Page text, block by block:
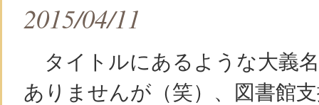
2015/04/11
タイトルにあるような大義
ありませんが（笑）、図書館